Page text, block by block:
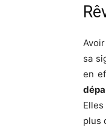
sa
en
plus